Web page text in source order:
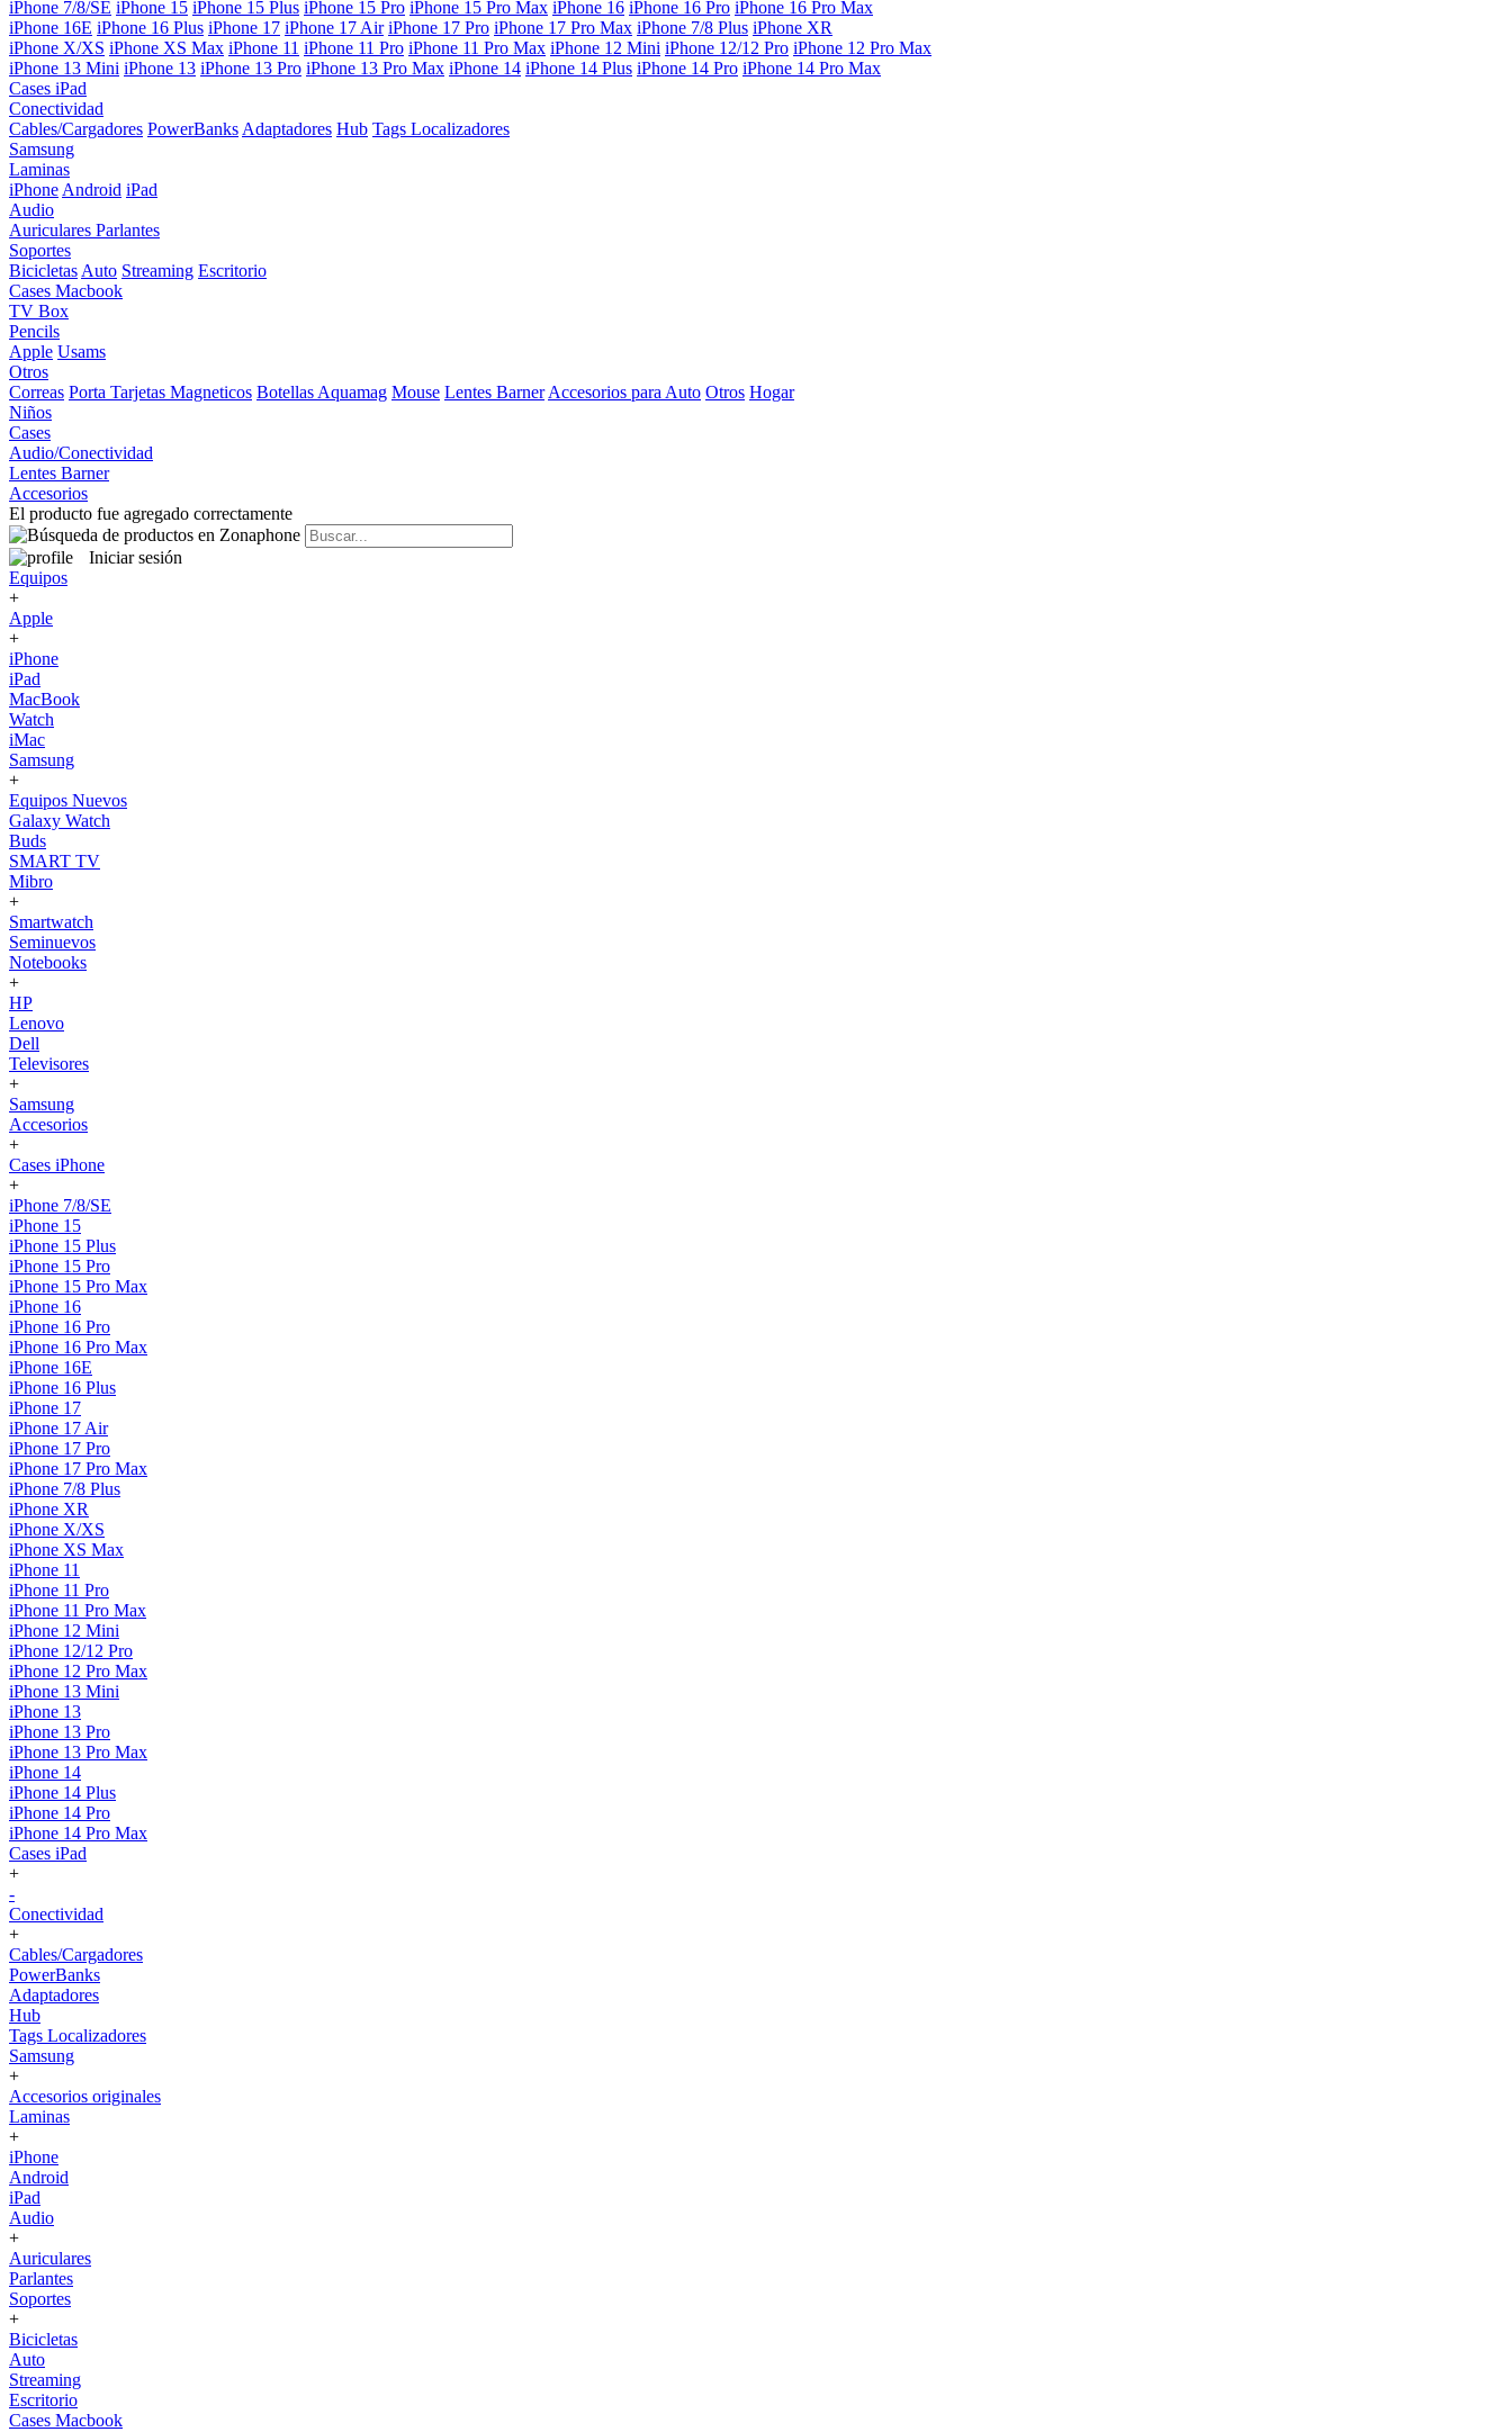
iPhone 7/8/SE iPhone 15 iPhone 15 Plus iPhone 15 Pro iPhone 15 Pro Max iPhone 16 iPhone 16 Pro iPhone 16 Pro Max
iPhone 16E iPhone 16 Plus iPhone 17 iPhone 17 Air iPhone 17 Pro iPhone 17 Pro Max iPhone 7/8 Plus iPhone XR
iPhone X/XS iPhone XS Max iPhone 11 iPhone 11 Pro iPhone 11 Pro Max iPhone 12 Mini iPhone 12/12 Pro iPhone 12 Pro Max
iPhone 13 Mini iPhone 13 iPhone 13 Pro iPhone 13 Pro Max iPhone 14 iPhone 14 Plus iPhone 14 Pro iPhone 14 Pro Max
Cases iPad
Conectividad
Cables/Cargadores PowerBanks Adaptadores Hub Tags Localizadores
Samsung
Laminas
iPhone Android iPad
Audio
Auriculares Parlantes
Soportes
Bicicletas Auto Streaming Escritorio
Cases Macbook
TV Box
Pencils
Apple Usams
Otros
Correas Porta Tarjetas Magneticos Botellas Aquamag Mouse Lentes Barner Accesorios para Auto Otros Hogar
Niños
Cases
Audio/Conectividad
Lentes Barner
Accesorios
El producto fue agregado correctamente
Iniciar sesión
Equipos
+
Apple
+
iPhone
iPad
MacBook
Watch
iMac
Samsung
+
Equipos Nuevos
Galaxy Watch
Buds
SMART TV
Mibro
+
Smartwatch
Seminuevos
Notebooks
+
HP
Lenovo
Dell
Televisores
+
Samsung
Accesorios
+
Cases iPhone
+
iPhone 7/8/SE
iPhone 15
iPhone 15 Plus
iPhone 15 Pro
iPhone 15 Pro Max
iPhone 16
iPhone 16 Pro
iPhone 16 Pro Max
iPhone 16E
iPhone 16 Plus
iPhone 17
iPhone 17 Air
iPhone 17 Pro
iPhone 17 Pro Max
iPhone 7/8 Plus
iPhone XR
iPhone X/XS
iPhone XS Max
iPhone 11
iPhone 11 Pro
iPhone 11 Pro Max
iPhone 12 Mini
iPhone 12/12 Pro
iPhone 12 Pro Max
iPhone 13 Mini
iPhone 13
iPhone 13 Pro
iPhone 13 Pro Max
iPhone 14
iPhone 14 Plus
iPhone 14 Pro
iPhone 14 Pro Max
Cases iPad
+
-
Conectividad
+
Cables/Cargadores
PowerBanks
Adaptadores
Hub
Tags Localizadores
Samsung
+
Accesorios originales
Laminas
+
iPhone
Android
iPad
Audio
+
Auriculares
Parlantes
Soportes
+
Bicicletas
Auto
Streaming
Escritorio
Cases Macbook